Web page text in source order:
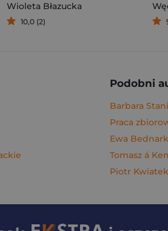
Wioleta Błazucka
10,0 (2)
Podobni
Barbara
Praca
Ewa
Tomasz á
Piotr Kwiatek